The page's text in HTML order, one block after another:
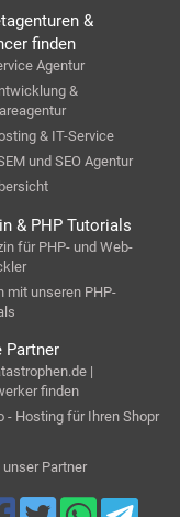
&
finden
Agentur
&
& IT-Service
und SEO Agentur
& PHP Tutorials
für PHP- und Web-
mit unseren PHP-
Partner
|
finden
- Hosting für Ihren Shopr
Partner